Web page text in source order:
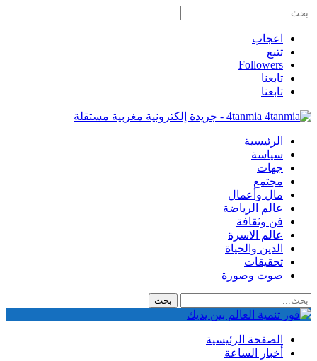
اعجاب
تتبع
Followers
تابعنا
تابعنا
4tanmia - جريدة إلكترونية مغربية مستقلة
الرئيسية
سياسة
جهات
مجتمع
مال وأعمال
عالم الرياضة
فن وثقافة
عالم الاسرة
الدين والحياة
تحقيقات
صوت وصورة
الصفحة الرئيسية
أخبار الساعة